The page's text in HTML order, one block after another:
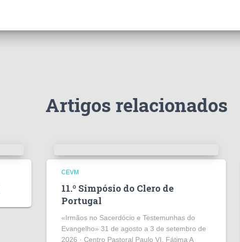
Artigos relacionados
CEVM
11.º Simpósio do Clero de
Portugal
«Irmãos no Sacerdócio e Testemunhas do
Evangelho» 31 de agosto a 3 de setembro de
2026 · Centro Pastoral Paulo VI, Fátima A